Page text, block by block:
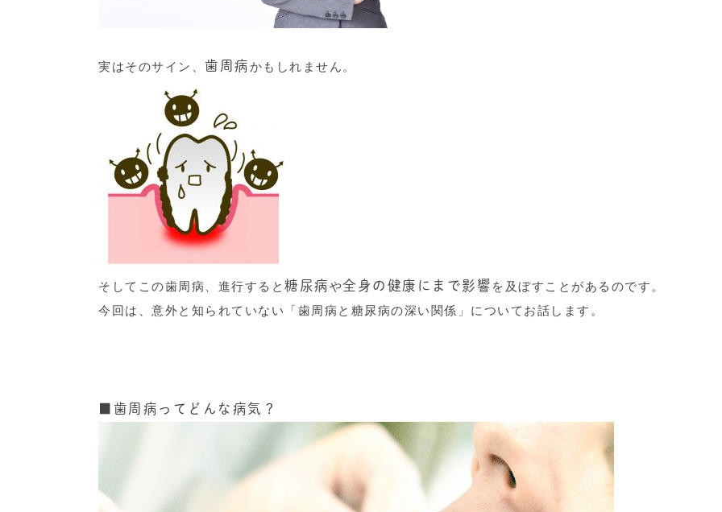
実はそのサイン、 歯周病かもしれません。
そしてこの歯周病、進行すると 糖尿病や全身の健康にまで影響 を及ぼすことがあるのです。
今回は、意外と知られていない「歯周病と糖尿病の深い関係」についてお話します。
■歯周病ってどんな病気？